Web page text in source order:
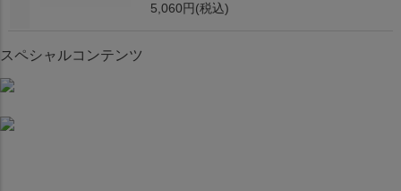
5,060円 (税込)
スペシャルコンテンツ